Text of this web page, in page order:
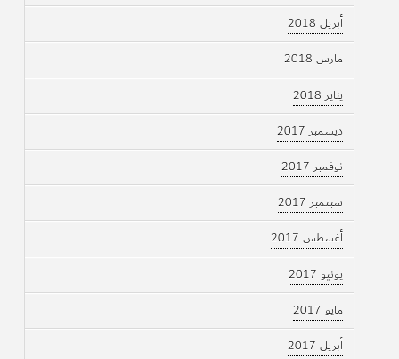
أبريل 2018
مارس 2018
يناير 2018
ديسمبر 2017
نوفمبر 2017
سبتمبر 2017
أغسطس 2017
يونيو 2017
مايو 2017
أبريل 2017